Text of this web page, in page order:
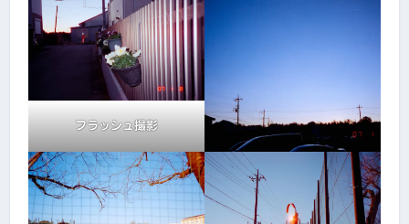
フラッシュ撮影